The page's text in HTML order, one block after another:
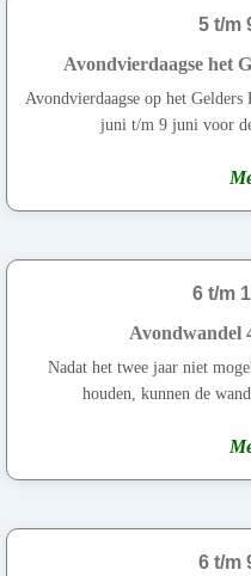
5 t/m
Avondvierdaagse het
Avondvierdaagse op het
juni t/m 9 juni voor de
6 t/m
Avondwandel
Nadat het twee jaar niet
houden, kunnen de
6 t/m